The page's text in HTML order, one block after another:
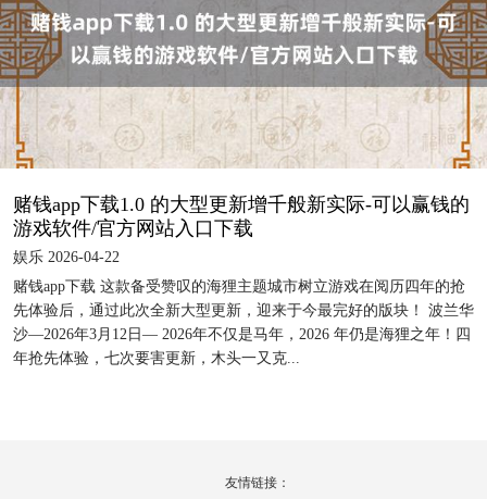
赌钱app下载1.0 的大型更新增千般新实际-可以赢钱的
游戏软件/官方网站入口下载
娱乐 2026-04-22
赌钱app下载 这款备受赞叹的海狸主题城市树立游戏在阅历四年的抢
先体验后，通过此次全新大型更新，迎来于今最完好的版块！ 波兰华
沙—2026年3月12日— 2026年不仅是马年，2026 年仍是海狸之年！四
年抢先体验，七次要害更新，木头一又克...
友情链接：